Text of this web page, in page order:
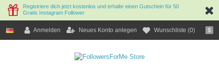
Registriere dich jetzt kostenlos und erhalte einen Gutschein für 50
Gratis Instagram Follower
$
Anmelden Neues Konto anlegen Wunschliste (0)